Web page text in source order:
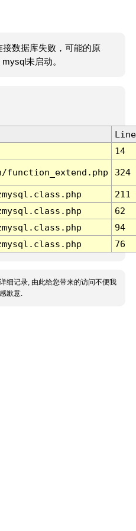
数据库失败，可能的原
未启动。
Line
14
324
211
62
94
76
细记录, 由此给您带来的访问不便我
歉意.